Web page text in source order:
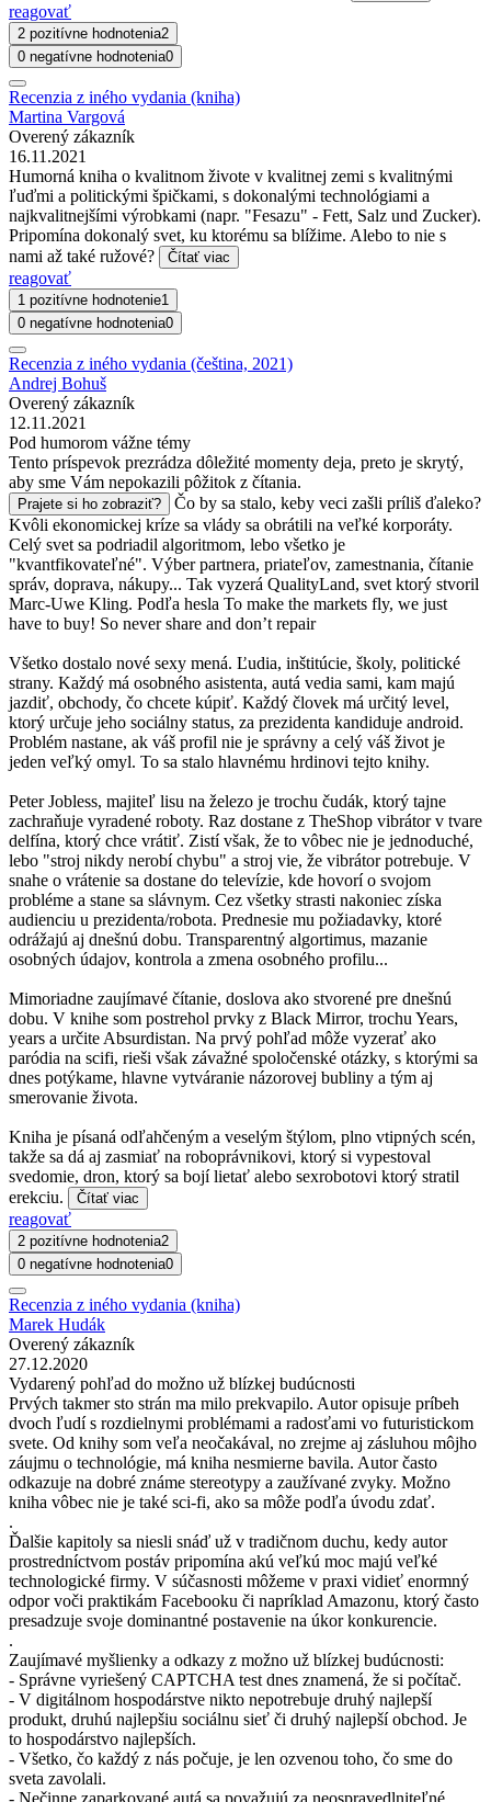
reagovať
2 pozitívne hodnotenia2
0 negatívne hodnotenia0
Recenzia z iného vydania (kniha)
Martina Vargová
Overený zákazník
16.11.2021
Humorná kniha o kvalitnom živote v kvalitnej zemi s kvalitnými
ľuďmi a politickými špičkami, s dokonalými technológiami a
najkvalitnejšími výrobkami (napr. "Fesazu" - Fett, Salz und Zucker).
Pripomína dokonalý svet, ku ktorému sa blížime. Alebo to nie s
nami až také ružové?
Čítať viac
reagovať
1 pozitívne hodnotenie1
0 negatívne hodnotenia0
Recenzia z iného vydania (čeština, 2021)
Andrej Bohuš
Overený zákazník
12.11.2021
Pod humorom vážne témy
Tento príspevok prezrádza dôležité momenty deja, preto je skrytý,
aby sme Vám nepokazili pôžitok z čítania.
Prajete si ho zobraziť?
Čo by sa stalo, keby veci zašli príliš ďaleko?
Kvôli ekonomickej kríze sa vlády sa obrátili na veľké korporáty.
Celý svet sa podriadil algoritmom, lebo všetko je
"kvantfikovateľné". Výber partnera, priateľov, zamestnania, čítanie
správ, doprava, nákupy... Tak vyzerá QualityLand, svet ktorý stvoril
Marc-Uwe Kling. Podľa hesla To make the markets fly, we just
have to buy! So never share and don’t repair
Všetko dostalo nové sexy mená. Ľudia, inštitúcie, školy, politické
strany. Každý má osobného asistenta, autá vedia sami, kam majú
jazdiť, obchody, čo chcete kúpiť. Každý človek má určitý level,
ktorý určuje jeho sociálny status, za prezidenta kandiduje android.
Problém nastane, ak váš profil nie je správny a celý váš život je
jeden veľký omyl. To sa stalo hlavnému hrdinovi tejto knihy.
Peter Jobless, majiteľ lisu na železo je trochu čudák, ktorý tajne
zachraňuje vyradené roboty. Raz dostane z TheShop vibrátor v tvare
delfína, ktorý chce vrátiť. Zistí však, že to vôbec nie je jednoduché,
lebo "stroj nikdy nerobí chybu" a stroj vie, že vibrátor potrebuje. V
snahe o vrátenie sa dostane do televízie, kde hovorí o svojom
probléme a stane sa slávnym. Cez všetky strasti nakoniec získa
audienciu u prezidenta/robota. Prednesie mu požiadavky, ktoré
odrážajú aj dnešnú dobu. Transparentný algortimus, mazanie
osobných údajov, kontrola a zmena osobného profilu...
Mimoriadne zaujímavé čítanie, doslova ako stvorené pre dnešnú
dobu. V knihe som postrehol prvky z Black Mirror, trochu Years,
years a určite Absurdistan. Na prvý pohľad môže vyzerať ako
paródia na scifi, rieši však závažné spoločenské otázky, s ktorými sa
dnes potýkame, hlavne vytváranie názorovej bubliny a tým aj
smerovanie života.
Kniha je písaná odľahčeným a veselým štýlom, plno vtipných scén,
takže sa dá aj zasmiať na roboprávnikovi, ktorý si vypestoval
svedomie, dron, ktorý sa bojí lietať alebo sexrobotovi ktorý stratil
erekciu.
Čítať viac
reagovať
2 pozitívne hodnotenia2
0 negatívne hodnotenia0
Recenzia z iného vydania (kniha)
Marek Hudák
Overený zákazník
27.12.2020
Vydarený pohľad do možno už blízkej budúcnosti
Prvých takmer sto strán ma milo prekvapilo. Autor opisuje príbeh
dvoch ľudí s rozdielnymi problémami a radosťami vo futuristickom
svete. Od knihy som veľa neočakával, no zrejme aj zásluhou môjho
záujmu o technológie, má kniha nesmierne bavila. Autor často
odkazuje na dobré známe stereotypy a zaužívané zvyky. Možno
kniha vôbec nie je také sci-fi, ako sa môže podľa úvodu zdať.
.
Ďalšie kapitoly sa niesli snáď už v tradičnom duchu, kedy autor
prostredníctvom postáv pripomína akú veľkú moc majú veľké
technologické firmy. V súčasnosti môžeme v praxi vidieť enormný
odpor voči praktikám Facebooku či napríklad Amazonu, ktorý často
presadzuje svoje dominantné postavenie na úkor konkurencie.
.
Zaujímavé myšlienky a odkazy z možno už blízkej budúcnosti:
- Správne vyriešený CAPTCHA test dnes znamená, že si počítač.
- V digitálnom hospodárstve nikto nepotrebuje druhý najlepší
produkt, druhú najlepšiu sociálnu sieť či druhý najlepší obchod. Je
to hospodárstvo najlepších.
- Všetko, čo každý z nás počuje, je len ozvenou toho, čo sme do
sveta zavolali.
- Nečinne zaparkované autá sa považujú za neospravedlniteľné